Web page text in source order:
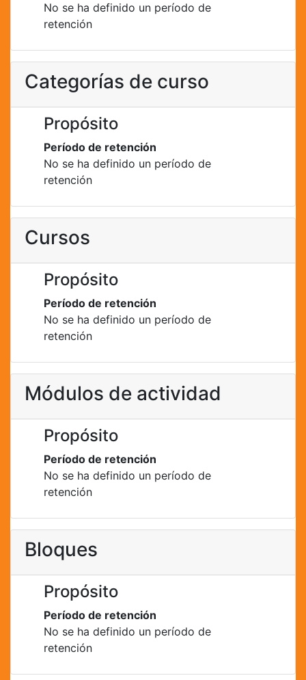
No se ha definido un período de
retención
Categorías de curso
Propósito
Período de retención
No se ha definido un período de
retención
Cursos
Propósito
Período de retención
No se ha definido un período de
retención
Módulos de actividad
Propósito
Período de retención
No se ha definido un período de
retención
Bloques
Propósito
Período de retención
No se ha definido un período de
retención